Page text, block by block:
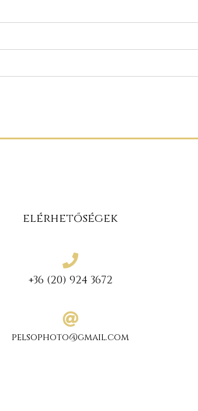
elérhetőségek
+36 (20) 924 3672
pelsophoto@gmail.com